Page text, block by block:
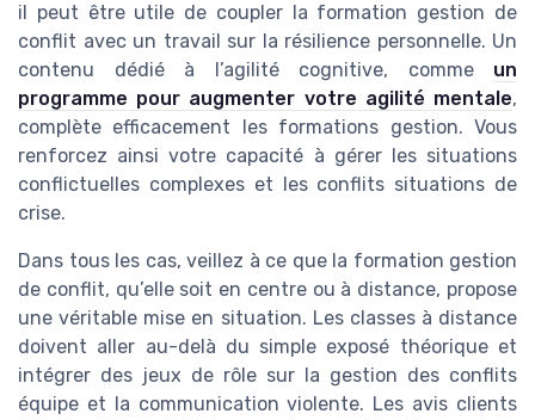
il peut être utile de coupler la formation gestion de
conflit avec un travail sur la résilience personnelle. Un
contenu dédié à l’agilité cognitive, comme un
programme pour augmenter votre agilité mentale,
complète efficacement les formations gestion. Vous
renforcez ainsi votre capacité à gérer les situations
conflictuelles complexes et les conflits situations de
crise.
Dans tous les cas, veillez à ce que la formation gestion
de conflit, qu’elle soit en centre ou à distance, propose
une véritable mise en situation. Les classes à distance
doivent aller au-delà du simple exposé théorique et
intégrer des jeux de rôle sur la gestion des conflits
équipe et la communication violente. Les avis clients